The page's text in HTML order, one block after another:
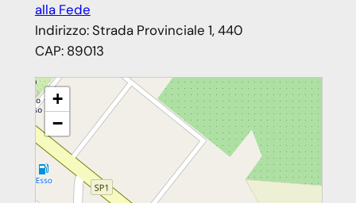
alla Fede
Indirizzo:Strada Provinciale 1, 440
CAP: 89013
Noi grembo nella Chiesa che genera alla Fede – Formazione
catechisti Vicariato Gioia T. – Rosarno
+
−